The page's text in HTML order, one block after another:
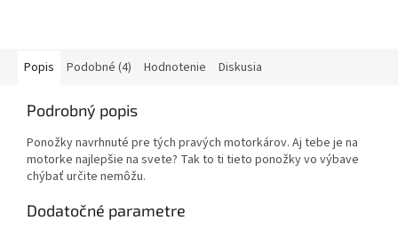
Popis Podobné (4) Hodnotenie Diskusia
Podrobný popis
Ponožky navrhnuté pre tých pravých motorkárov. Aj tebe je na
motorke najlepšie na svete? Tak to ti tieto ponožky vo výbave
chýbať určite nemôžu.
Dodatočné parametre